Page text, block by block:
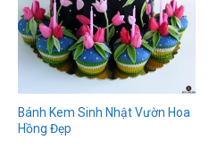
Bánh Kem Sinh Nhật Vườn Hoa
Hồng Đẹp